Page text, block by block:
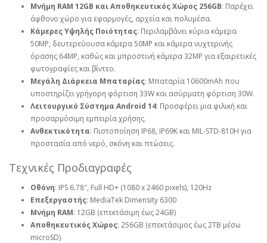
Μνήμη RAM 12GB και Αποθηκευτικός Χώρος 256GB: Παρέχει
άφθονο χώρο για εφαρμογές, αρχεία και πολυμέσα.
Κάμερες Υψηλής Ποιότητας: Περιλαμβάνει κύρια κάμερα
50MP, δευτερεύουσα κάμερα 50MP και κάμερα νυχτερινής
όρασης 64MP, καθώς και μπροστινή κάμερα 32MP για εξαιρετικές
φωτογραφίες και βίντεο.
Μεγάλη Διάρκεια Μπαταρίας: Μπαταρία 10600mAh που
υποστηρίζει γρήγορη φόρτιση 33W και ασύρματη φόρτιση 30W.
Λειτουργικό Σύστημα Android 14: Προσφέρει μια φιλική και
προσαρμόσιμη εμπειρία χρήσης.
Ανθεκτικότητα: Πιστοποίηση IP68, IP69K και MIL-STD-810H για
προστασία από νερό, σκόνη και πτώσεις.
Τεχνικές Προδιαγραφές
Οθόνη: IPS 6.78″, Full HD+ (1080 x 2460 pixels), 120Hz
Επεξεργαστής: MediaTek Dimensity 6300
Μνήμη RAM: 12GB (επεκτάσιμη έως 24GB)
Αποθηκευτικός Χώρος: 256GB (επεκτάσιμος έως 2TB μέσω
microSD)